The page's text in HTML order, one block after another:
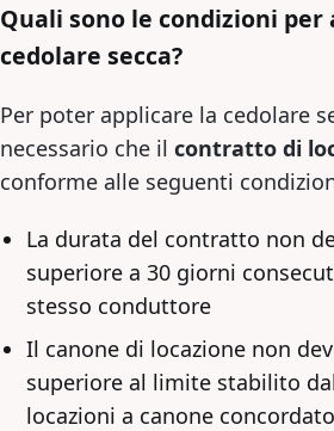
Quali sono le condizioni per
cedolare secca?
Per poter applicare la cedolare
necessario che il contratto di
conforme alle seguenti
La durata del contratto non
superiore a 30 giorni
stesso conduttore
Il canone di locazione non
superiore al limite stabilito
locazioni a canone